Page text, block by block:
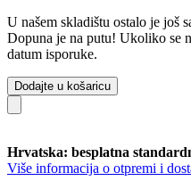
U našem skladištu ostalo je još
Dopuna je na putu! Ukoliko se
datum isporuke.
Dodajte u košaricu
Hrvatska: besplatna
Više informacija o otpremi i